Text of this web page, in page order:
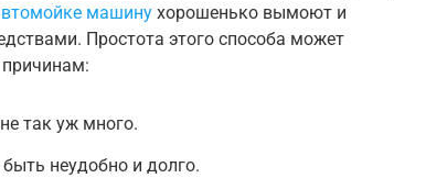
машину хорошенько вымоют и
Простота этого способа может
так уж много.
неудобно и долго.